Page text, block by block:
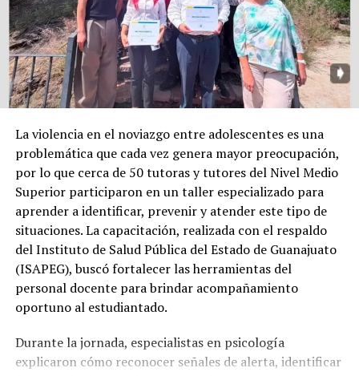
La violencia en el noviazgo entre adolescentes es una
problemática que cada vez genera mayor preocupación,
por lo que cerca de 50 tutoras y tutores del Nivel Medio
Superior participaron en un taller especializado para
aprender a identificar, prevenir y atender este tipo de
situaciones. La capacitación, realizada con el respaldo
del Instituto de Salud Pública del Estado de Guanajuato
(ISAPEG), buscó fortalecer las herramientas del
personal docente para brindar acompañamiento
oportuno al estudiantado.
Durante la jornada, especialistas en psicología
explicaron cómo reconocer señales de alerta, identificar